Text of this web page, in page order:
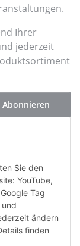
Sie den
YouTube,
Tag
ändern
finden
Ihrer
jederzeit
Abonnieren